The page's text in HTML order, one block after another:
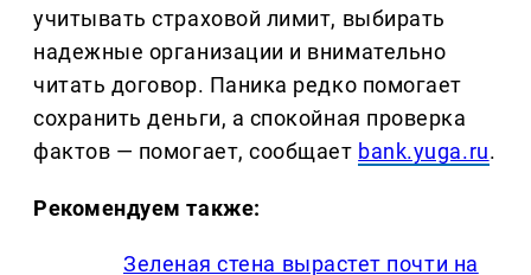
учитывать страховой лимит, выбирать
надежные организации и внимательно
читать договор. Паника редко помогает
сохранить деньги, а спокойная проверка
фактов — помогает, сообщает bank.yuga.ru.
Рекомендуем также:
Зеленая стена вырастет почти на